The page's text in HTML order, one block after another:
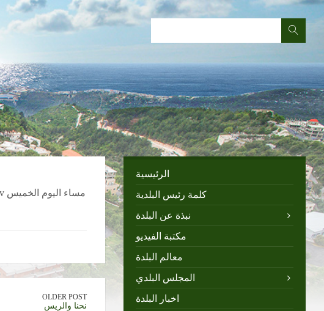
OLDER POST
نحنا والريس
الرئيسية
كلمة رئيس البلدية
نبذة عن البلدة
مكتبة الفيديو
معالم البلدة
المجلس البلدي
اخبار البلدة